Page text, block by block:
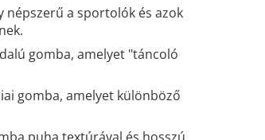
népszerű a sportolók és azok
gomba, amelyet "táncoló
gomba, amelyet különböző